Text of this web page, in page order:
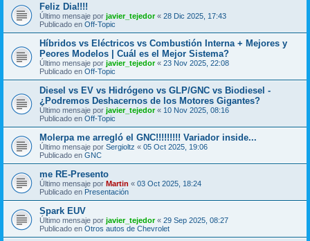
Feliz Dia!!!!
Último mensaje por javier_tejedor« 28 Dic 2025, 17:43
Publicado en Off-Topic
Híbridos vs Eléctricos vs Combustión Interna + Mejores y
Peores Modelos | Cuál es el Mejor Sistema?
Último mensaje por javier_tejedor« 23 Nov 2025, 22:08
Publicado en Off-Topic
Diesel vs EV vs Hidrógeno vs GLP/GNC vs Biodiesel -
¿Podremos Deshacernos de los Motores Gigantes?
Último mensaje por javier_tejedor« 10 Nov 2025, 08:16
Publicado en Off-Topic
Molerpa me arregló el GNC!!!!!!!!! Variador inside...
Último mensaje por Sergioltz « 05 Oct 2025, 19:06
Publicado en GNC
me RE-Presento
Último mensaje por Martin « 03 Oct 2025, 18:24
Publicado en Presentación
Spark EUV
Último mensaje por javier_tejedor« 29 Sep 2025, 08:27
Publicado en Otros autos de Chevrolet